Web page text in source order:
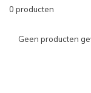
0 producten
Geen producten